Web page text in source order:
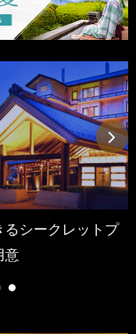
るシークレットプ
意
Next